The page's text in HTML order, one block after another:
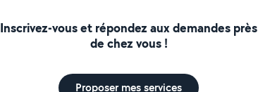
Inscrivez-vous et répondez aux demandes près
de chez vous !
Proposer mes services